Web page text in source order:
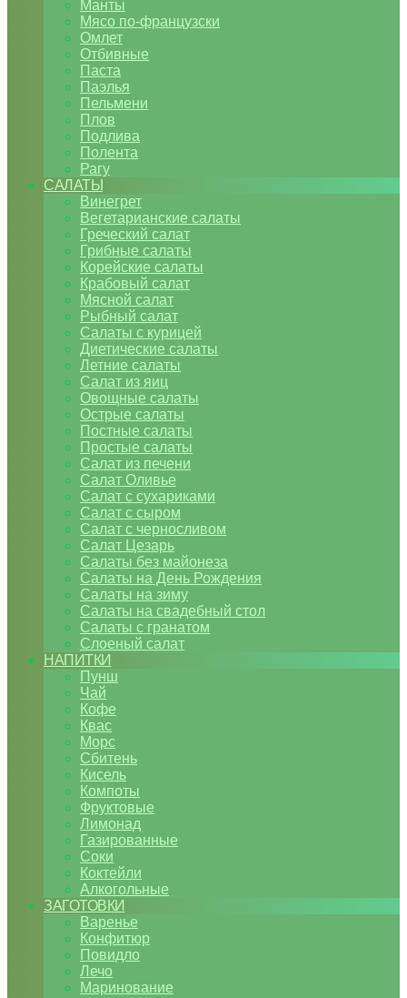
Манты
Мясо по-французски
Омлет
Отбивные
Паста
Паэлья
Пельмени
Плов
Подлива
Полента
Рагу
САЛАТЫ
Винегрет
Вегетарианские салаты
Греческий салат
Грибные салаты
Корейские салаты
Крабовый салат
Мясной салат
Рыбный салат
Салаты с курицей
Диетические салаты
Летние салаты
Салат из яиц
Овощные салаты
Острые салаты
Постные салаты
Простые салаты
Салат из печени
Салат Оливье
Салат с сухариками
Салат с сыром
Салат с черносливом
Салат Цезарь
Салаты без майонеза
Салаты на День Рождения
Салаты на зиму
Салаты на свадебный стол
Салаты с гранатом
Слоеный салат
НАПИТКИ
Пунш
Чай
Кофе
Квас
Морс
Сбитень
Кисель
Компоты
Фруктовые
Лимонад
Газированные
Соки
Коктейли
Алкогольные
ЗАГОТОВКИ
Варенье
Конфитюр
Повидло
Лечо
Маринование